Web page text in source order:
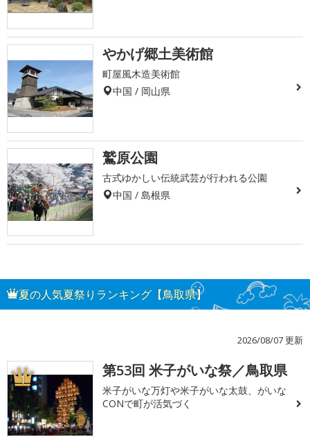
やかげ郷土美術館
町屋風木造美術館
中国 / 岡山県
鷲原公園
古式ゆかしい伝統武芸が行われる公園
中国 / 島根県
夏の人気夏祭りランキング【鳥取県】
2026/08/07 更新
1 第53回 米子がいな祭／鳥取県
米子がいな万灯や米子がいな太鼓、がいな
CONで町が活気づく